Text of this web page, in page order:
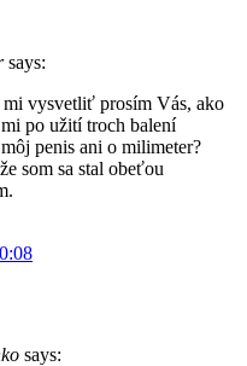
says:
vysvetliť prosím Vás, ako
po užití troch balení
penis ani o milimeter?
som sa stal obeťou
says: